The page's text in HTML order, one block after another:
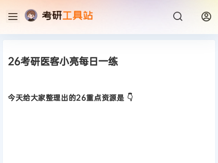
26考研医客小亮每日一练
今天给大家整理出的26重点资源是 👇